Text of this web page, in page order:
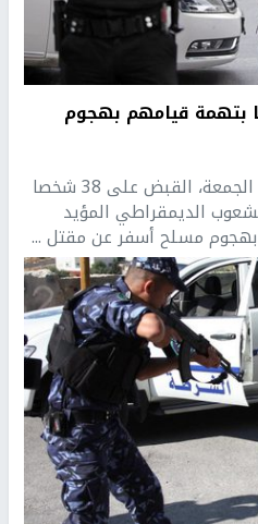
على 38 شخصا بتهمة قيامهم بهجوم
ألقت السلطات التركية اليوم الجمعة، القبض على 38 شخصا
الديمقراطي المؤيد
بهجوم مسلح أسفر عن مقتل ...